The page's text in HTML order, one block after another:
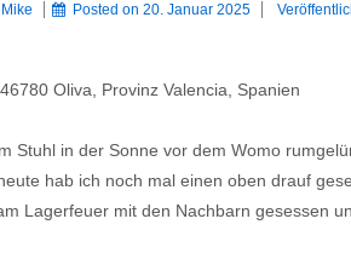
Posted on20. Januar 2025
Oliva, Provinz Valencia, Spanien
Stuhl in der Sonne vor dem Womo
hab ich noch mal einen oben drauf
Lagerfeuer mit den Nachbarn gesessen